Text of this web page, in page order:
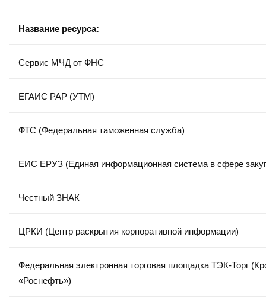
Название ресурса:
Сервис МЧД от ФНС
ЕГАИС РАР (УТМ)
ФТС (Федеральная таможенная служба)
ЕИС ЕРУЗ (Единая информационная система в сфере
Честный ЗНАК
ЦРКИ (Центр раскрытия корпоративной информации)
Федеральная электронная торговая площадка ТЭК-Торг
«Роснефть»)